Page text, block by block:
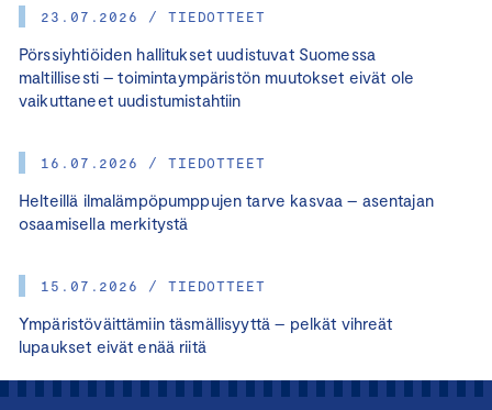
23.07.2026 / TIEDOTTEET
Pörssiyhtiöiden hallitukset uudistuvat Suomessa
maltillisesti – toimintaympäristön muutokset eivät ole
vaikuttaneet uudistumistahtiin
16.07.2026 / TIEDOTTEET
Helteillä ilmalämpöpumppujen tarve kasvaa – asentajan
osaamisella merkitystä
15.07.2026 / TIEDOTTEET
Ympäristöväittämiin täsmällisyyttä – pelkät vihreät
lupaukset eivät enää riitä